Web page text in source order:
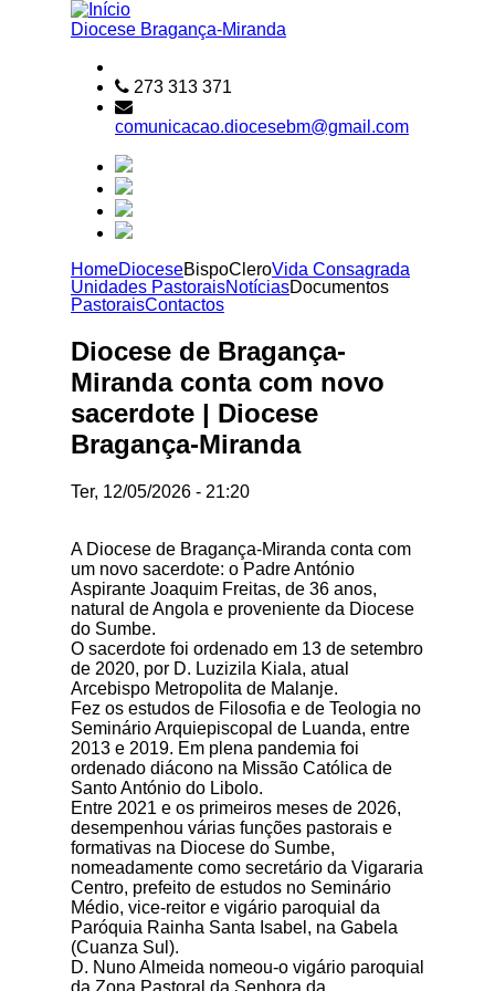
Passar para o conteúdo principal
Diocese Bragança-Miranda
273 313 371
comunicacao.diocesebm@gmail.com
HomeDioceseBispoCleroVida Consagrada
Unidades PastoraisNotíciasDocumentos
PastoraisContactos
Diocese de Bragança-
Miranda conta com novo
sacerdote | Diocese
Bragança-Miranda
Ter, 12/05/2026 - 21:20
A Diocese de Bragança-Miranda conta com
um novo sacerdote: o Padre António
Aspirante Joaquim Freitas, de 36 anos,
natural de Angola e proveniente da Diocese
do Sumbe.
O sacerdote foi ordenado em 13 de setembro
de 2020, por D. Luzizila Kiala, atual
Arcebispo Metropolita de Malanje.
Fez os estudos de Filosofia e de Teologia no
Seminário Arquiepiscopal de Luanda, entre
2013 e 2019. Em plena pandemia foi
ordenado diácono na Missão Católica de
Santo António do Libolo.
Entre 2021 e os primeiros meses de 2026,
desempenhou várias funções pastorais e
formativas na Diocese do Sumbe,
nomeadamente como secretário da Vigararia
Centro, prefeito de estudos no Seminário
Médio, vice-reitor e vigário paroquial da
Paróquia Rainha Santa Isabel, na Gabela
(Cuanza Sul).
D. Nuno Almeida nomeou-o vigário paroquial
da Zona Pastoral da Senhora da